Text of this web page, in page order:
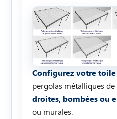
Configurez votre toile
pergolas métalliques
droites, bombées ou
ou murales.